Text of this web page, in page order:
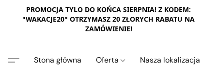
PROMOCJA TYLO DO KOŃCA SIERPNIA! Z KODEM:
"WAKACJE20" OTRZYMASZ 20 ZŁORYCH RABATU NA
ZAMÓWIENIE!
Stona główna Oferta Nasza lokalizacja